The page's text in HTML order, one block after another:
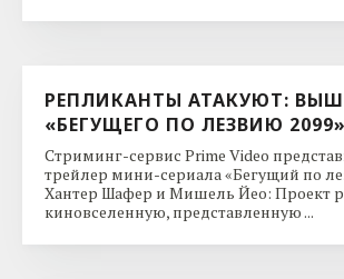
РЕПЛИКАНТЫ АТАКУЮТ:
«БЕГУЩЕГО ПО ЛЕЗВИЮ 2099»
Стриминг-сервис Prime Video
трейлер мини-сериала «Бегущий по
Хантер Шафер и Мишель Йео: Проект
киновселенную, представленную ...